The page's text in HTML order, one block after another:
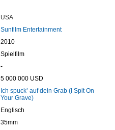
USA
Sunfilm Entertainment
2010
Spielfilm
-
5 000 000 USD
Ich spuck’ auf dein Grab (I Spit On
Your Grave)
Englisch
35mm